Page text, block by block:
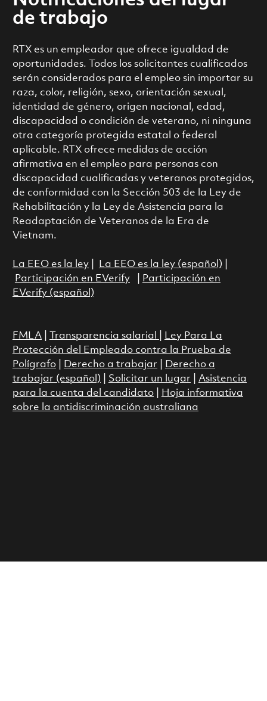
de trabajo
RTX es un empleador que ofrece igualdad de
oportunidades. Todos los solicitantes cualificados
serán considerados para el empleo sin importar su
raza, color, religión, sexo, orientación sexual,
identidad de género, origen nacional, edad,
discapacidad o condición de veterano, ni ninguna
otra categoría protegida estatal o federal
aplicable. RTX ofrece medidas de acción
afirmativa en el empleo para personas con
discapacidad cualificadas y veteranos protegidos,
de conformidad con la Sección 503 de la Ley de
Rehabilitación y la Ley de Asistencia para la
Readaptación de Veteranos de la Era de
Vietnam.
La EEO es la ley| La EEO es la ley (español)
Participación en EVerify|
Participación en
EVerify (español)
FMLA| Transparencia salarial
Ley Para La
Protección del Empleado contra la Prueba de
Polígrafo| Derecho a trabajar
Derecho a
trabajar (español)
Solicitar un lugar
Asistencia
para la cuenta del candidato|
Hoja informativa
sobre la antidiscriminación australiana